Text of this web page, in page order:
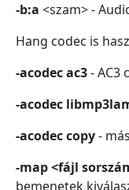
-b:a <szam> -
Hang codec is
-acodec ac3- AC3
-acodec
-acodec copy-
-map <fájl
bemenetek